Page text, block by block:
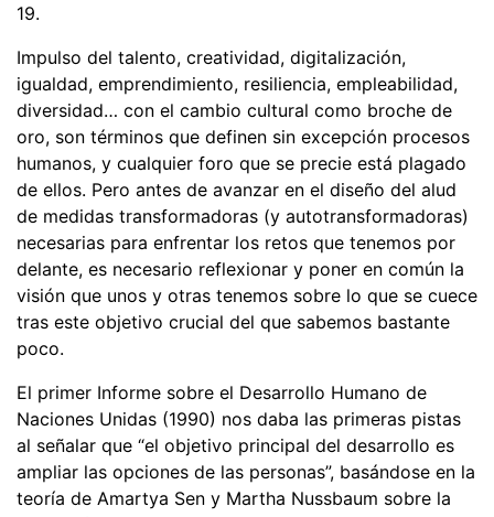
19.
Impulso del talento, creatividad, digitalización,
igualdad, emprendimiento, resiliencia, empleabilidad,
diversidad… con el cambio cultural como broche de
oro, son términos que definen sin excepción procesos
humanos, y cualquier foro que se precie está plagado
de ellos. Pero antes de avanzar en el diseño del alud
de medidas transformadoras (y autotransformadoras)
necesarias para enfrentar los retos que tenemos por
delante, es necesario reflexionar y poner en común la
visión que unos y otras tenemos sobre lo que se cuece
tras este objetivo crucial del que sabemos bastante
poco.
El primer Informe sobre el Desarrollo Humano de
Naciones Unidas (1990) nos daba las primeras pistas
al señalar que “el objetivo principal del desarrollo es
ampliar las opciones de las personas”, basándose en la
teoría de Amartya Sen y Martha Nussbaum sobre la